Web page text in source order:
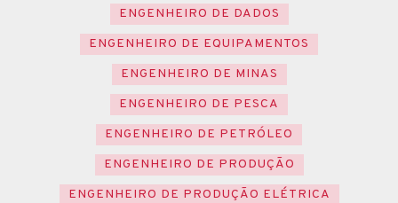
ENGENHEIRO DE DADOS
ENGENHEIRO DE EQUIPAMENTOS
ENGENHEIRO DE MINAS
ENGENHEIRO DE PESCA
ENGENHEIRO DE PETRÓLEO
ENGENHEIRO DE PRODUÇÃO
ENGENHEIRO DE PRODUÇÃO ELÉTRICA